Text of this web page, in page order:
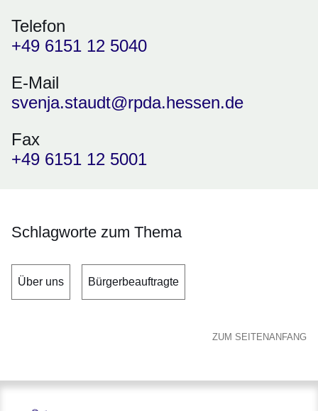
Telefon
+49 6151 12 5040
E-Mail
svenja.staudt@rpda.hessen.de
Fax
+49 6151 12 5001
Schlagworte zum Thema
Über uns Bürgerbeauftragte
ZUM SEITENANFANG